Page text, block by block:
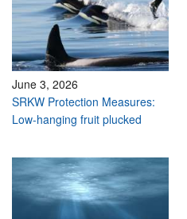
June 3, 2026
SRKW Protection Measures:
Low-hanging fruit plucked